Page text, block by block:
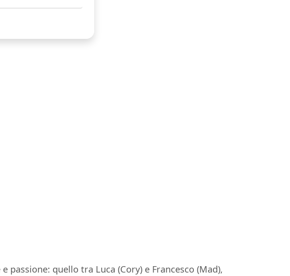
quello tra Luca (Cory) e Francesco (Mad),